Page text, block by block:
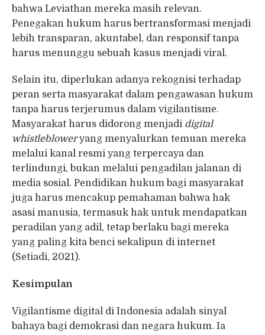
bahwa Leviathan mereka masih relevan.
Penegakan hukum harus bertransformasi menjadi
lebih transparan, akuntabel, dan responsif tanpa
harus menunggu sebuah kasus menjadi viral.
Selain itu, diperlukan adanya rekognisi terhadap
peran serta masyarakat dalam pengawasan hukum
tanpa harus terjerumus dalam vigilantisme.
Masyarakat harus didorong menjadi digital
whistlebloweryang menyalurkan temuan mereka
melalui kanal resmi yang terpercaya dan
terlindungi, bukan melalui pengadilan jalanan di
media sosial. Pendidikan hukum bagi masyarakat
juga harus mencakup pemahaman bahwa hak
asasi manusia, termasuk hak untuk mendapatkan
peradilan yang adil, tetap berlaku bagi mereka
yang paling kita benci sekalipun di internet
(Setiadi, 2021).
Kesimpulan
Vigilantisme digital di Indonesia adalah sinyal
bahaya bagi demokrasi dan negara hukum. Ia